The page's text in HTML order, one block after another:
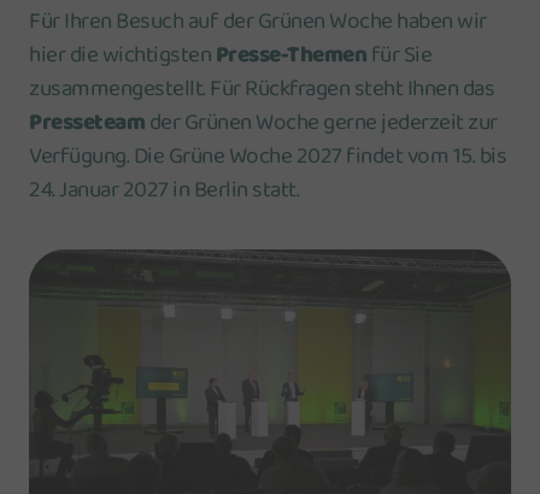
Für Ihren Besuch auf der Grünen Woche haben wir
hier die wichtigstenPresse-Themenfür Sie
zusammengestellt. Für Rückfragen steht Ihnen das
Presseteamder Grünen Woche gerne jederzeit zur
Verfügung. Die Grüne Woche 2027 findet vom 15. bis
24. Januar 2027 in Berlin statt.